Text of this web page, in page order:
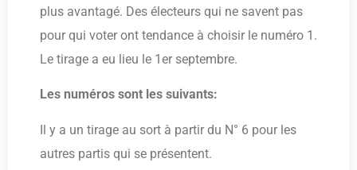
plus avantagé. Des électeurs qui ne savent pas
pour qui voter ont tendance à choisir le numéro 1.
Le tirage a eu lieu le 1er septembre.
Les numéros sont les suivants:
Il y a un tirage au sort à partir du N° 6 pour les
autres partis qui se présentent.